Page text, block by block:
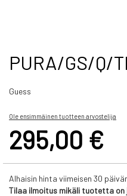
Skip
to
beginning
the
gallery
PURA/GS/Q/
Guess
Ole ensimmäinen tuotteen arvostelija
295,00 €
Alhaisin hinta viimeisen 30
Tilaa ilmoitus mikäli tuotetta on